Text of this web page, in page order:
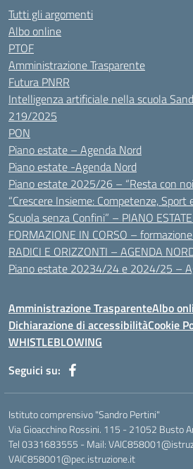
Tutti gli argomenti
Albo online
PTOF
Amministrazione Trasparente
Futura PNRR
Intelligenza artificiale nella scuola
219/2025
PON
Piano estate – Agenda Nord
Piano estate -Agenda Nord
Piano estate 2025/26 – “Resta con
“Crescere Insieme: Competenze,
Scuola senza Confini” – PIANO
FORMAZIONE IN CORSO –
RADICI E ORIZZONTI – AGENDA
Piano estate 20234/24 e 2024/25 –
Amministrazione TrasparenteAlbo
Dichiarazione di accessibilitàCookie
WHISTLEBLOWING
Seguici su:
Istituto comprensivo "Sandro Pertini"
Via Gioacchino Rossini. 115 - 21052 Busto
Tel 0331683555 - Mail:
VAIC858001@pec.istruzione.it